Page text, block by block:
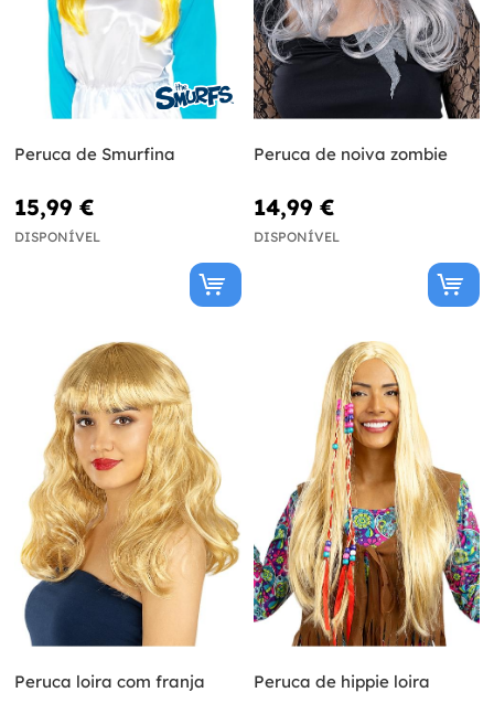
Peruca de Smurfina
15,99 €
DISPONÍVEL
Peruca de noiva zombie
14,99 €
DISPONÍVEL
Peruca loira com franja Peruca de hippie loira